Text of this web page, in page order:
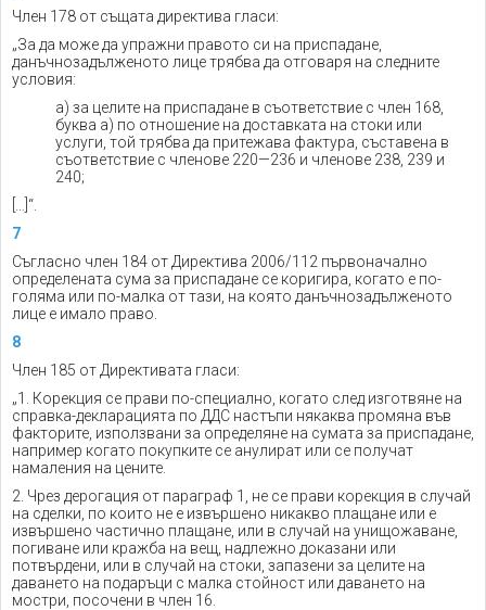
Член 178 от същата директива гласи:
„За да може да упражни правото си на приспадане,
данъчнозадълженото лице трябва да отговаря на следните
условия:
a) за целите на приспадане в съответствие с член 168,
буква а) по отношение на доставката на стоки или
услуги, той трябва да притежава фактура, съставена в
съответствие с членове 220—236 и членове 238, 239 и
240;
[…]“.
7
Съгласно член 184 от Директива 2006/112 първоначално
определената сума за приспадане се коригира, когато е по-
голяма или по-малка от тази, на която данъчнозадълженото
лице е имало право.
8
Член 185 от Директивата гласи:
„1. Корекция се прави по-специално, когато след изготвяне на
справка-декларацията по ДДС настъпи някаква промяна във
факторите, използвани за определяне на сумата за приспадане,
например когато покупките се анулират или се получат
намаления на цените.
2. Чрез дерогация от параграф 1, не се прави корекция в случай
на сделки, по които не е извършено никакво плащане или е
извършено частично плащане, или в случай на унищожаване,
погиване или кражба на вещ, надлежно доказани или
потвърдени, или в случай на стоки, запазени за целите на
даването на подаръци с малка стойност или даването на
мостри, посочени в член 16.